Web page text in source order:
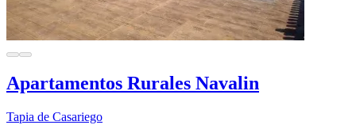
Apartamentos Rurales Navalin
Tapia de Casariego